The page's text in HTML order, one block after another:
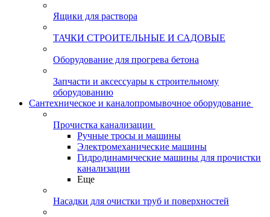
Ящики для раствора
ТАЧКИ СТРОИТЕЛЬНЫЕ И САДОВЫЕ
Оборудование для прогрева бетона
Запчасти и аксессуары к строительному
оборудованию
Сантехническое и каналопромывочное оборудование
Прочистка канализации
Ручные тросы и машины
Электромеханические машины
Гидродинамические машины для прочистки
канализации
Еще
Насадки для очистки труб и поверхностей